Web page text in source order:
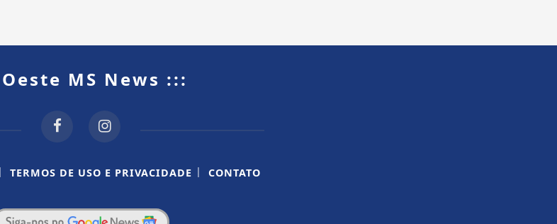
MS News :::
| TERMOS DE USO E PRIVACIDADE | CONTATO